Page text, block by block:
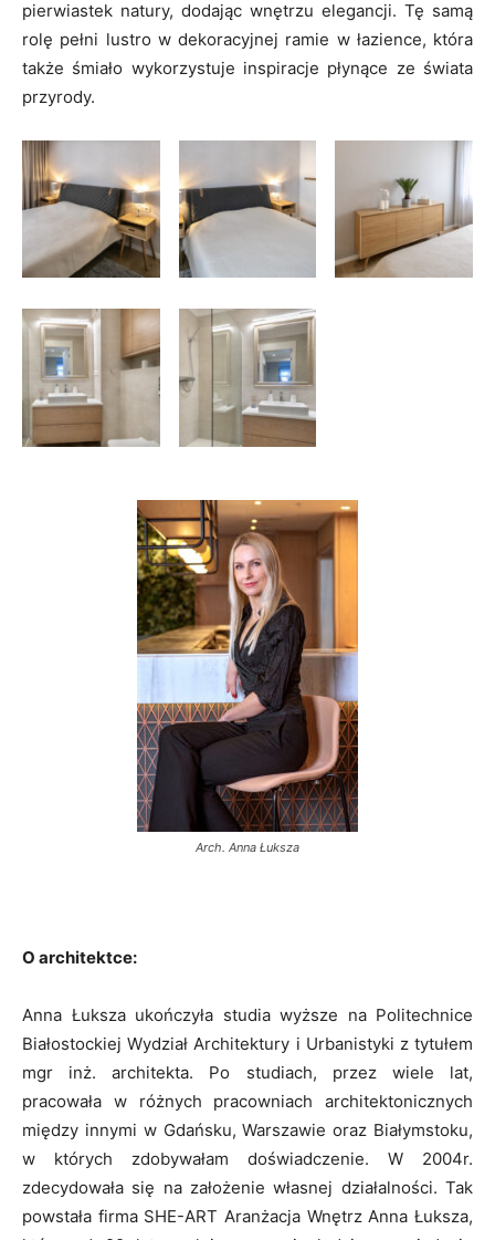
pierwiastek natury, dodając wnętrzu elegancji. Tę samą
rolę pełni lustro w dekoracyjnej ramie w łazience, która
także śmiało wykorzystuje inspiracje płynące ze świata
przyrody.
Arch. Anna Łuksza
O architektce:
Anna Łuksza ukończyła studia wyższe na Politechnice
Białostockiej Wydział Architektury i Urbanistyki z tytułem
mgr inż. architekta. Po studiach, przez wiele lat,
pracowała w różnych pracowniach architektonicznych
między innymi w Gdańsku, Warszawie oraz Białymstoku,
w których zdobywałam doświadczenie. W 2004r.
zdecydowała się na założenie własnej działalności. Tak
powstała firma SHE-ART Aranżacja Wnętrz Anna Łuksza,